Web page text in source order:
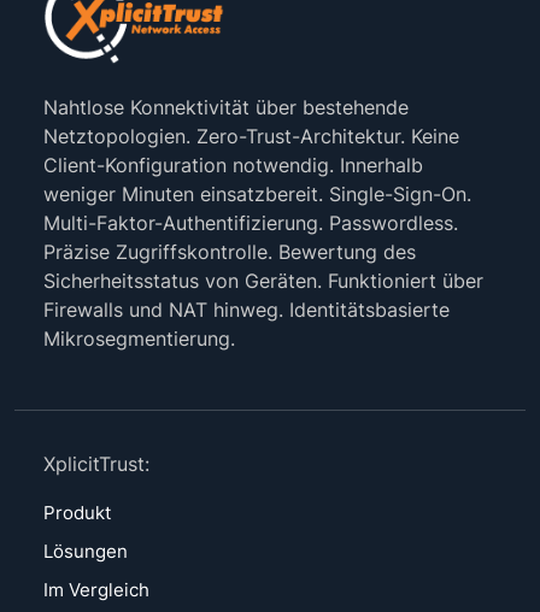
Nahtlose Konnektivität über bestehende
Netztopologien. Zero-Trust-Architektur. Keine
Client-Konfiguration notwendig. Innerhalb
weniger Minuten einsatzbereit. Single-Sign-On.
Multi-Faktor-Authentifizierung. Passwordless.
Präzise Zugriffskontrolle. Bewertung des
Sicherheitsstatus von Geräten. Funktioniert über
Firewalls und NAT hinweg. Identitätsbasierte
Mikrosegmentierung.
XplicitTrust:
Produkt
Lösungen
Im Vergleich